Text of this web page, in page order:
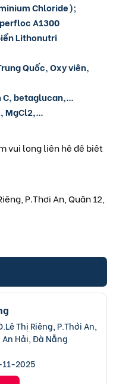
Chloride);
A1300
Lithonutri
Quốc, Oxy viên,
C, betaglucan,…
MgCl2,…
vui long liên hê đê biêt
P.Thơi An, Quân 12,
Thị Riêng, P.Thới An,
An Hải, Đà Nẵng
11-2025